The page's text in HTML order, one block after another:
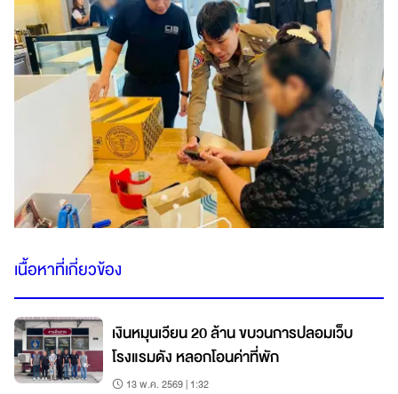
เนื้อหาที่เกี่ยวข้อง
เงินหมุนเวียน 20 ล้าน ขบวนการปลอมเว็บ
โรงแรมดัง หลอกโอนค่าที่พัก
13 พ.ค. 2569 | 1:32